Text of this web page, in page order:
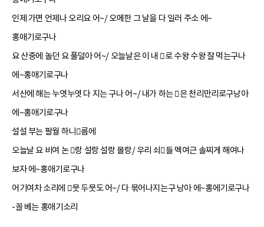
인제 가면 언제나 오리요 어~/ 오메한 그 날을 다 일러 주소 에~
홍애기로구나
요 산중에 놀던 요 풀덜아 어~/ 오늘날은 이 내 로 수왕 수왕 잘 먹는구나
에~홍애기로구나
서산에 해는 누엿누엿 다 지는 구나 어~/ 내가 하는 은 천리만리로구낭아
에~홍애기로구나
설설 부는 팔월 하니름에
오늘날 요 비여 논 랑 설랑 설랑 몰랑/ 우리 쇠들 멕여근 솔찌게 해여나
보자 에~홍애기로구나
어기여차 소리에 뭇 두뭇도 어~/ 다 묶어나지는구 낭아 에~홍에기로구나
-꼴 베는 홍애기소리